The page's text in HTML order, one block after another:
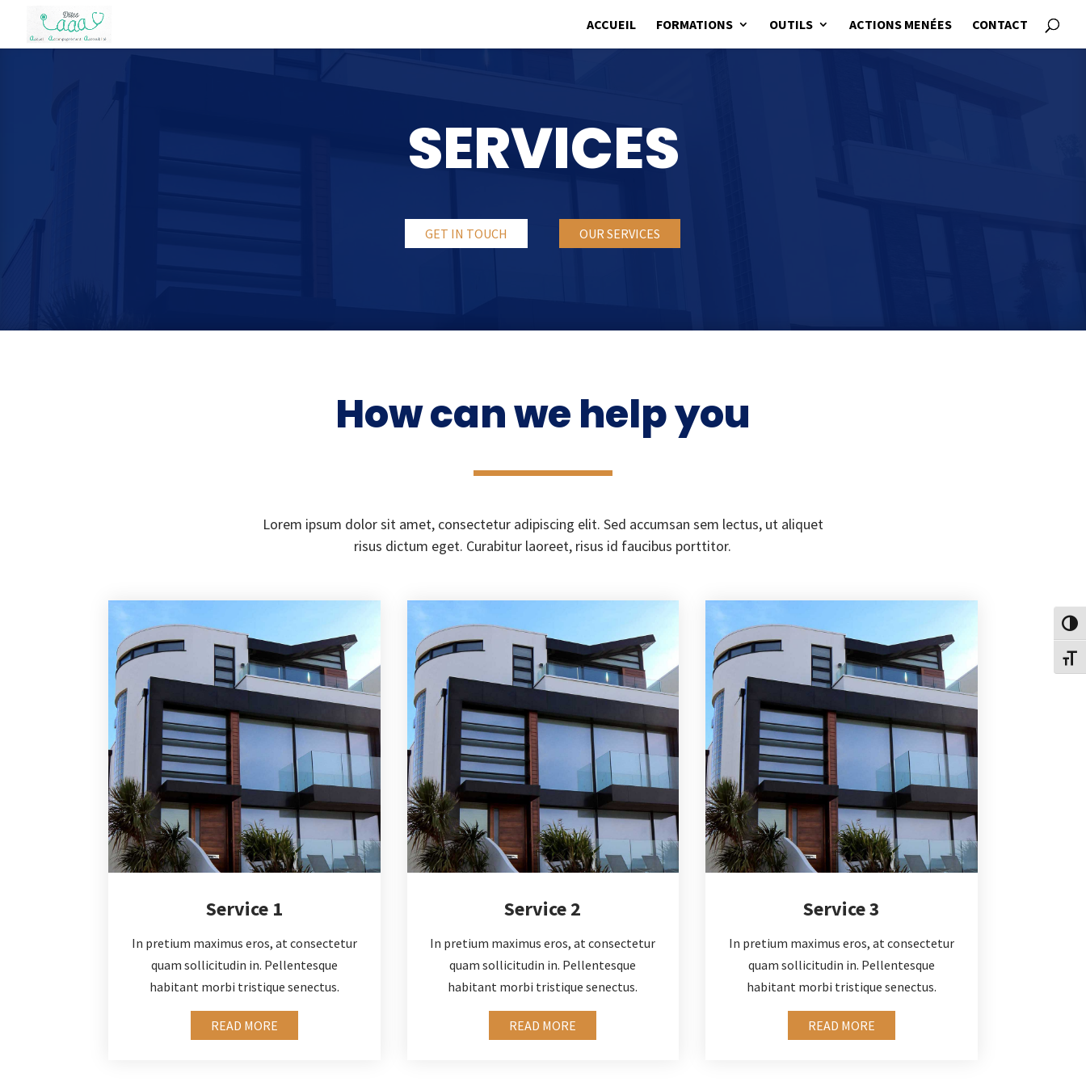
ACCUEIL FORMATIONS OUTILS ACTIONS MENÉES CONTACT
SERVICES
GET IN TOUCH OUR SERVICES
How can we help you
Lorem ipsum dolor sit amet, consectetur adipiscing elit. Sed accumsan sem lectus, ut aliquet
risus dictum eget. Curabitur laoreet, risus id faucibus porttitor.
Service 1
In pretium maximus eros, at consectetur
quam sollicitudin in. Pellentesque
habitant morbi tristique senectus.
READ MORE
Service 2
In pretium maximus eros, at consectetur
quam sollicitudin in. Pellentesque
habitant morbi tristique senectus.
READ MORE
Service 3
In pretium maximus eros, at consectetur
quam sollicitudin in. Pellentesque
habitant morbi tristique senectus.
READ MORE